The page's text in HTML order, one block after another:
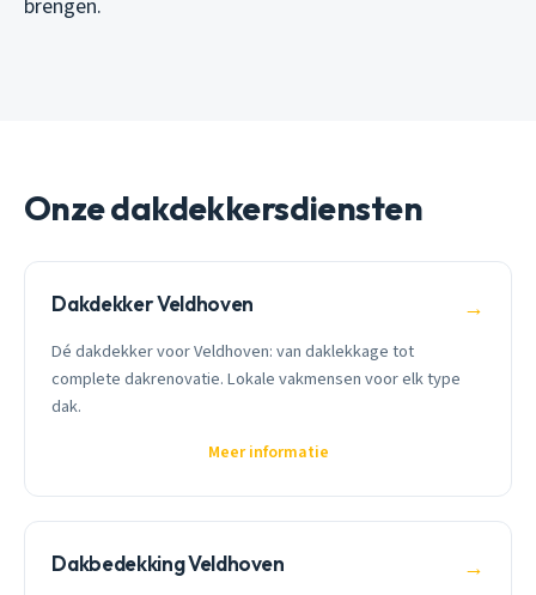
brengen.
Onze dakdekkersdiensten
Dakdekker Veldhoven →
Dé dakdekker voor Veldhoven: van daklekkage tot
complete dakrenovatie. Lokale vakmensen voor elk type
dak.
Meer informatie
Dakbedekking Veldhoven →